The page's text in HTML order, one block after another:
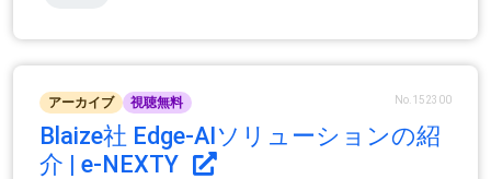
アーカイブ 視聴無料 No.152300
Blaize社 Edge-AIソリューションの紹
介 | e-NEXTY